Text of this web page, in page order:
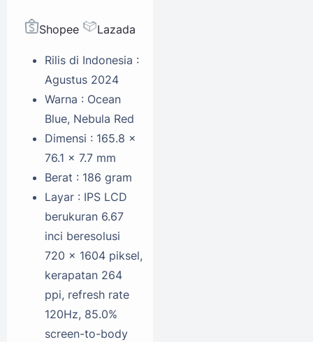
Shopee Lazada
Rilis di Indonesia :
Agustus 2024
Warna : Ocean
Blue, Nebula Red
Dimensi : 165.8 x
76.1 x 7.7 mm
Berat : 186 gram
Layar : IPS LCD
berukuran 6.67
inci beresolusi
720 x 1604 piksel,
kerapatan 264
ppi, refresh rate
120Hz, 85.0%
screen-to-body